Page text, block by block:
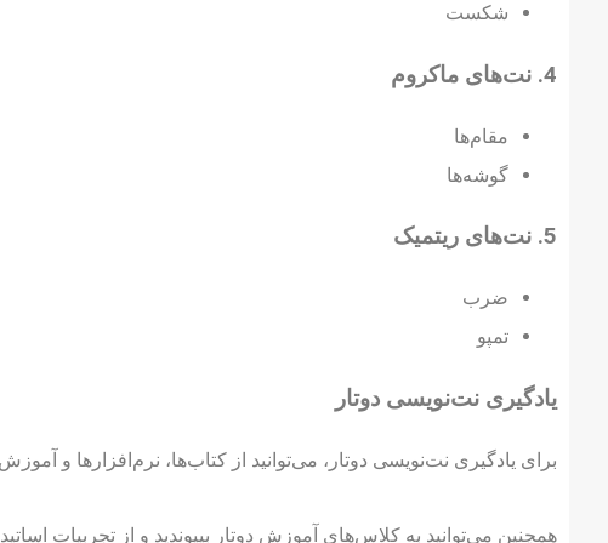
شکست
4. نت‌های ماکروم
مقام‌ها
گوشه‌ها
5. نت‌های ریتمیک
ضرب
تمپو
یادگیری نت‌نویسی دوتار
برای یادگیری نت‌نویسی دوتار، می‌توانید از کتاب‌ها، نرم‌افزارها و
همچنین می‌توانید به کلاس‌های آموزش دوتار بپیوندید و از تجربیات